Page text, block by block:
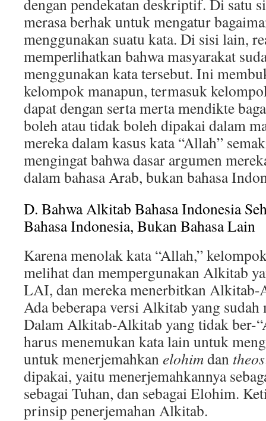
dengan pendekatan deskriptif. Di satu
merasa berhak untuk mengatur
menggunakan suatu kata. Di sisi lain,
memperlihatkan bahwa masyarakat
menggunakan kata tersebut. Ini
kelompok manapun, termasuk
dapat dengan serta merta mendikte
boleh atau tidak boleh dipakai dalam
mereka dalam kasus kata “Allah”
mengingat bahwa dasar argumen
dalam bahasa Arab, bukan bahasa
D. Bahwa Alkitab Bahasa Indonesia
Bahasa Indonesia, Bukan Bahasa Lain
Karena menolak kata “Allah,”
melihat dan mempergunakan Alkitab
LAI, dan mereka menerbitkan
Ada beberapa versi Alkitab yang
Dalam Alkitab-Alkitab yang tidak ber-
harus menemukan kata lain untuk
untuk menerjemahkanelohimdan theos
dipakai, yaitu menerjemahkannya
sebagai Tuhan, dan sebagai Elohim.
prinsip penerjemahan Alkitab.